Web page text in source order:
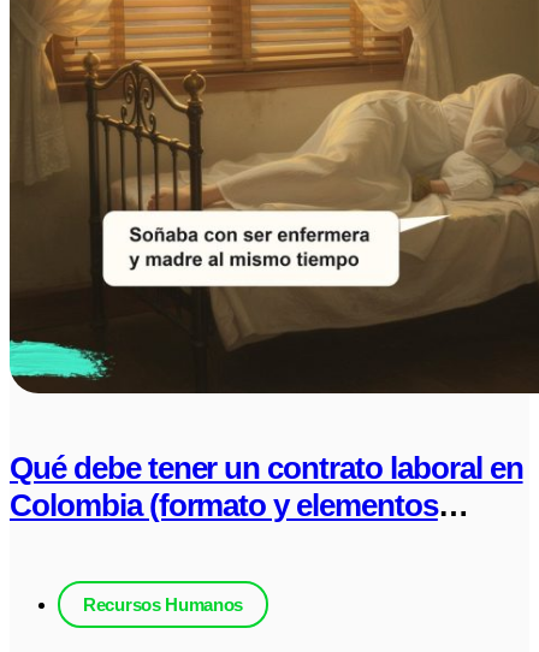
Qué debe tener un contrato laboral en
Colombia (formato y elementos
Recursos Humanos